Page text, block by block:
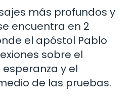
más profundos y
encuentra en 2
el apóstol Pablo
sobre el
y el
de las pruebas.